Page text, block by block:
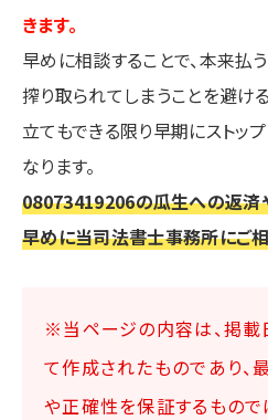
きます。
早めに相談することで、本来払
搾り取られてしまうことを避け
立てもできる限り早期にストッ
なります。
08073419206の瓜生への返済
早めに当司法書士事務所にご相
※当ページの内容は、掲
て作成されたものであり、
や正確性を保証するもので